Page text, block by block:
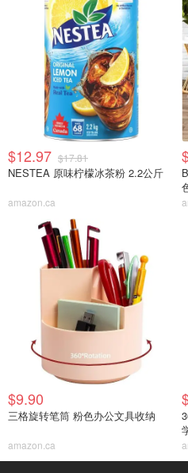
$12.97 $17.81
NESTEA 原味柠檬冰茶粉 2.2公斤
amazon.ca
$9.90
三格旋转笔筒 粉色办公文具收纳
amazon.ca